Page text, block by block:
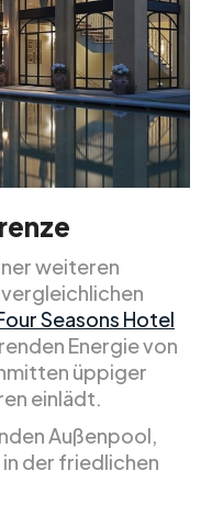
weiteren
Seasons Hotel
Energie von
üppiger
einlädt.
Außenpool,
der friedlichen